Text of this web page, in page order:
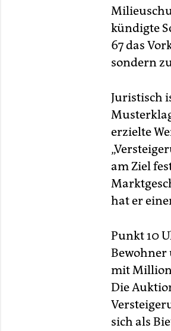
kündigte
67 das
sondern
Juristisch
erzielte
am Ziel
hat er
Punkt 10
Bewohner
mit
Die
sich als